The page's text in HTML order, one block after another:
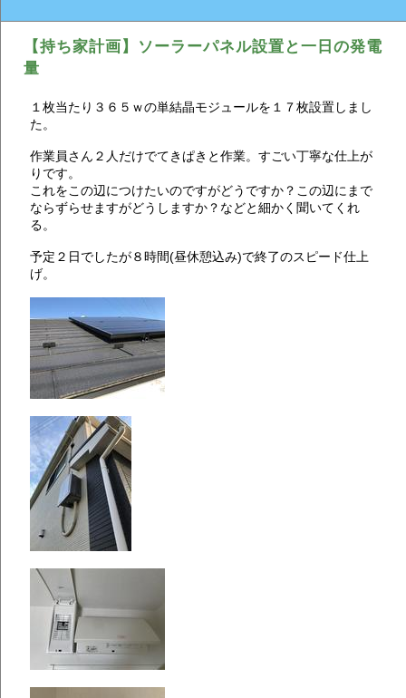
【持ち家計画】ソーラーパネル設置と一日の発電
量
１枚当たり３６５ｗの単結晶モジュールを１７枚設置しまし
た。
作業員さん２人だけでてきぱきと作業。すごい丁寧な仕上が
りです。
これをこの辺につけたいのですがどうですか？この辺にまで
ならずらせますがどうしますか？などと細かく聞いてくれ
る。
予定２日でしたが８時間(昼休憩込み)で終了のスピード仕上
げ。